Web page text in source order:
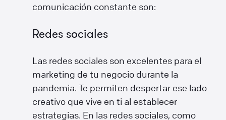
comunicación constante son:
Redes sociales
Las redes sociales son excelentes para el
marketing de tu negocio durante la
pandemia. Te permiten despertar ese lado
creativo que vive en ti al establecer
estrategias. En las redes sociales, como